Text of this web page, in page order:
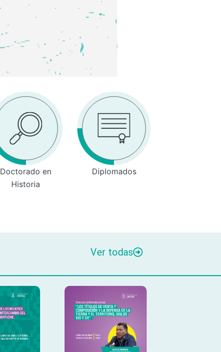
Doctorado en
Historia
Diplomados
Ver todas